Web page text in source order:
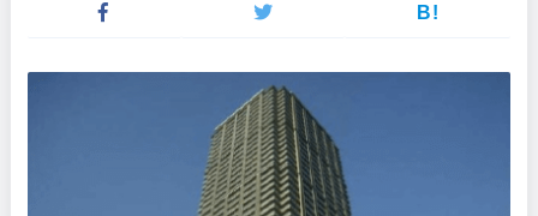
B!